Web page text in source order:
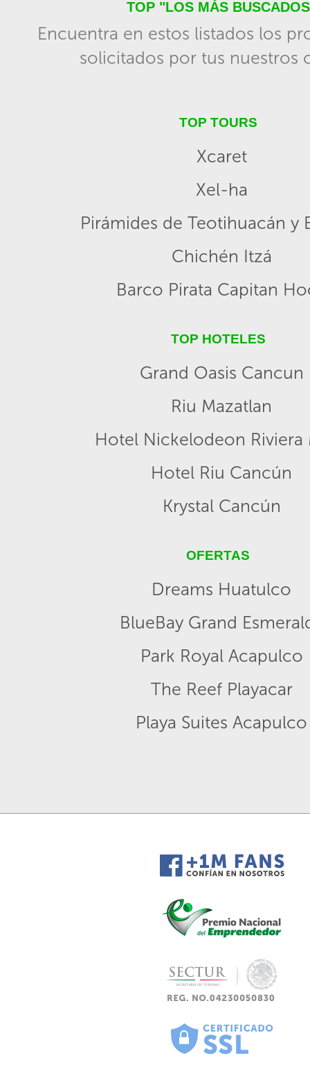
TOP "LOS MÁS
Encuentra en estos listados los
solicitados por tus nuestros
TOP TOURS
Xcaret
Xel-ha
Pirámides de Teotihuacán y
Chichén Itzá
Barco Pirata Capitan
TOP HOTELES
Grand Oasis Cancun
Riu Mazatlan
Hotel Nickelodeon Riviera
Hotel Riu Cancún
Krystal Cancún
OFERTAS
Dreams Huatulco
BlueBay Grand
Park Royal Acapulco
The Reef Playacar
Playa Suites Acapulco